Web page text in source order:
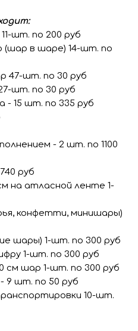
шт. по 200 руб
(шар в шаре) 14-шт. по
47-шт. по 30 руб
шт. по 30 руб
- 15 шт. по 335 руб
- 2 шт. по 1100
руб
на атласной ленте 1-
конфетти, минишары)
шары) 1-шт. по 300 руб
1-шт. по 300 руб
см шар 1-шт. по 300 руб
9 шт. по 50 руб
10-шт.